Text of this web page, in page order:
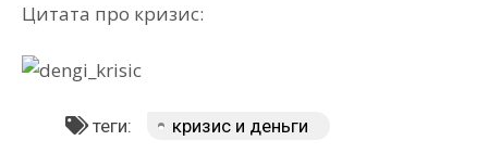
Цитата про кризис:
теги: кризис и деньги